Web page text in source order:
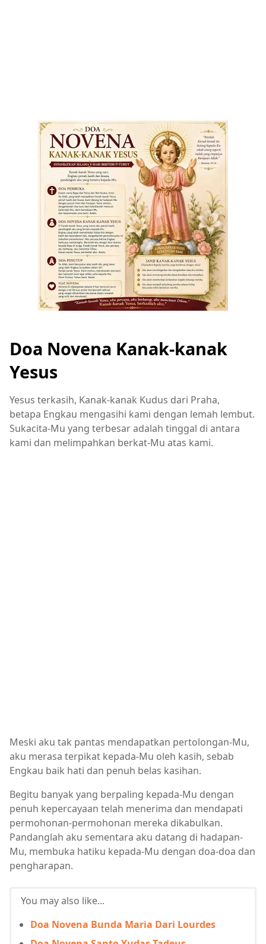
Doa Novena Kanak-kanak
Yesus
Yesus terkasih, Kanak-kanak Kudus dari Praha,
betapa Engkau mengasihi kami dengan lemah lembut.
Sukacita-Mu yang terbesar adalah tinggal di antara
kami dan melimpahkan berkat-Mu atas kami.
Meski aku tak pantas mendapatkan pertolongan-Mu,
aku merasa terpikat kepada-Mu oleh kasih, sebab
Engkau baik hati dan penuh belas kasihan.
Begitu banyak yang berpaling kepada-Mu dengan
penuh kepercayaan telah menerima dan mendapati
permohonan-permohonan mereka dikabulkan.
Pandanglah aku sementara aku datang di hadapan-
Mu, membuka hatiku kepada-Mu dengan doa-doa dan
pengharapan.
You may also like...
Doa Novena Bunda Maria Dari Lourdes